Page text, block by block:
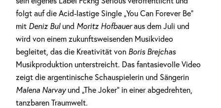
folgt auf die Acid-lastige Single „You Can Forever Be“
mit Deniz Bulund Moritz Hofbaueraus dem Juli und
wird von einem zukunftsweisenden Musikvideo
begleitet, das die Kreativität von Boris Brejchas
Musikproduktion unterstreicht. Das fantasievolle Video
zeigt die argentinische Schauspielerin und Sängerin
Malena Narvayund „The Joker“ in einer abgedrehten,
tanzbaren Traumwelt.